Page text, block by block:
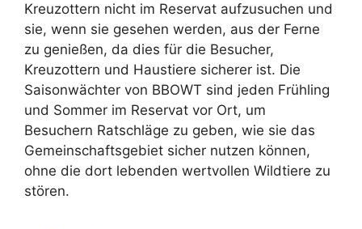
Kreuzottern nicht im Reservat aufzusuchen und
sie, wenn sie gesehen werden, aus der Ferne
zu genießen, da dies für die Besucher,
Kreuzottern und Haustiere sicherer ist. Die
Saisonwächter von BBOWT sind jeden Frühling
und Sommer im Reservat vor Ort, um
Besuchern Ratschläge zu geben, wie sie das
Gemeinschaftsgebiet sicher nutzen können,
ohne die dort lebenden wertvollen Wildtiere zu
stören.